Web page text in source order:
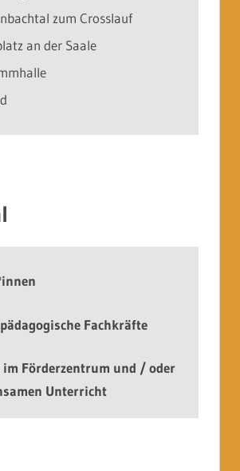
zum Crosslauf
an der Saale
Fachkräfte
im Förderzentrum und / oder
Unterricht